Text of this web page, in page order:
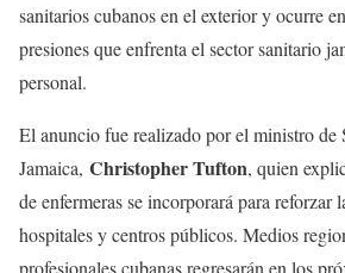
sanitarios cubanos en el exterior y ocurre
presiones que enfrenta el sector sanitario
personal.
El anuncio fue realizado por el ministro de
Jamaica, Christopher Tufton, quien
de enfermeras se incorporará para reforzar
hospitales y centros públicos. Medios
profesionales cubanas regresarán en los